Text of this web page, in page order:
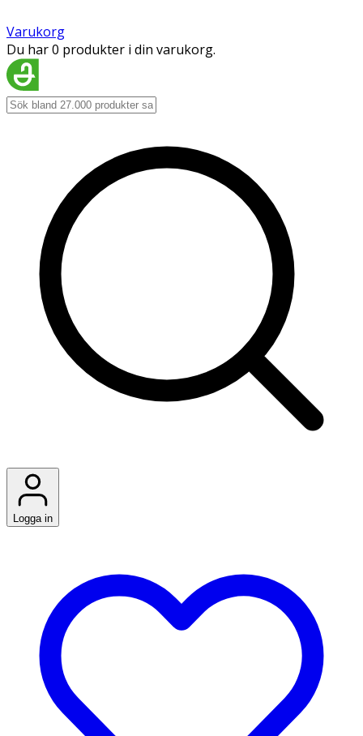
Varukorg
Du har 0 produkter i din varukorg.
Logga in